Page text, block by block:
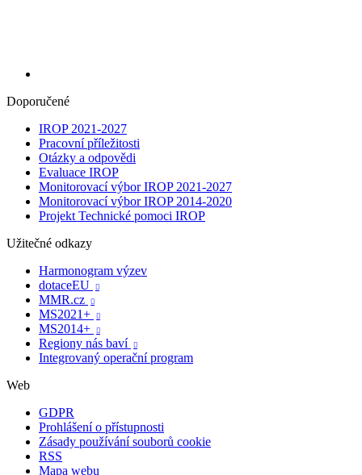
Doporučené
IROP 2021-2027
Pracovní příležitosti
Otázky a odpovědi
Evaluace IROP
Monitorovací výbor IROP 2021-2027
Monitorovací výbor IROP 2014-2020
Projekt Technické pomoci IROP
Užitečné odkazy
Harmonogram výzev
dotaceEU

MMR.cz 
MS2021+ 
MS2014+ 
Regiony nás baví 
Integrovaný operační program
Web
GDPR
Prohlášení o přístupnosti
Zásady používání souborů cookie
RSS
Mapa webu